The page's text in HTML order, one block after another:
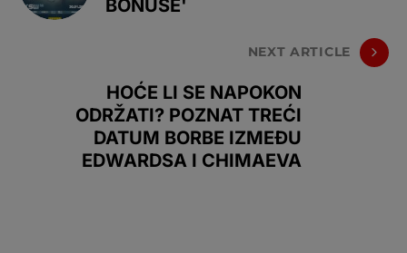
BONUSE'
NEXT ARTICLE
HOĆE LI SE NAPOKON
ODRŽATI? POZNAT TREĆI
DATUM BORBE IZMEĐU
EDWARDSA I CHIMAEVA